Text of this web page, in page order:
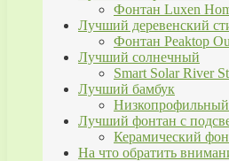
Фонтан Luxen
Лучший деревенский
Фонтан Peaktop
Лучший солнечный
Smart Solar River
Лучший бамбук
Лучший фонтан с
Керамический
На что обратить